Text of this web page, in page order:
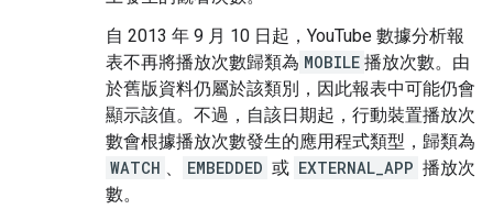
自 2013 年 9 月 10 日起，YouTube 數據分析報
表不再將播放次數歸類為 MOBILE 播放次數。由
於舊版資料仍屬於該類別，因此報表中可能仍會
顯示該值。不過，自該日期起，行動裝置播放次
數會根據播放次數發生的應用程式類型，歸類為
WATCH 、 EMBEDDED 或 EXTERNAL_APP 播放次
數。